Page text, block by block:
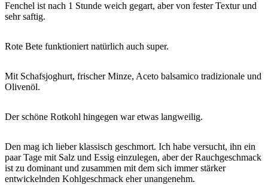
Fenchel ist nach 1 Stunde weich gegart, aber von fester Textur und
sehr saftig.
Rote Bete funktioniert natürlich auch super.
Mit Schafsjoghurt, frischer Minze, Aceto balsamico tradizionale und
Olivenöl.
Der schöne Rotkohl hingegen war etwas langweilig.
Den mag ich lieber klassisch geschmort. Ich habe versucht, ihn ein
paar Tage mit Salz und Essig einzulegen, aber der Rauchgeschmack
ist zu dominant und zusammen mit dem sich immer stärker
entwickelnden Kohlgeschmack eher unangenehm.